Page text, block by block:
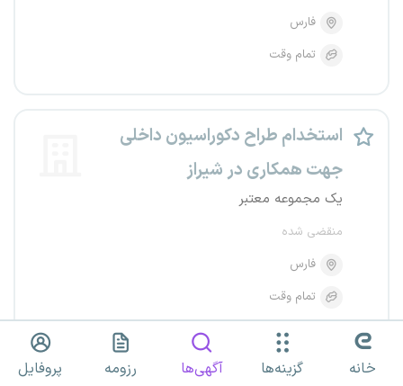
فارس
تمام وقت
استخدام طراح دکوراسیون داخلی
جهت همکاری در شیراز
یک مجموعه معتبر
منقضی شده
فارس
تمام وقت
استخدام طراح دکوراسیون داخلی خانه گزینه‌ها آگهی‌ها رزومه پروفایل